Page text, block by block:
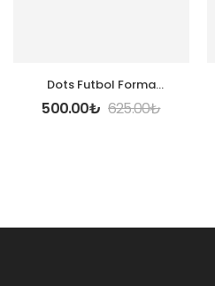
Dots Futbol Forma
Tasarla
500.00₺ 625.00₺